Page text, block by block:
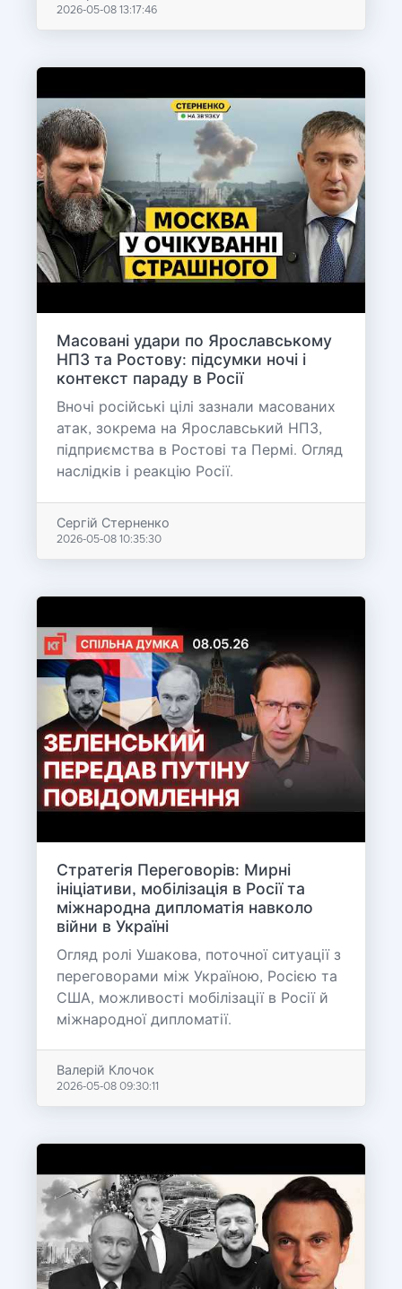
2026-05-08 13:17:46
Масовані удари по Ярославському
НПЗ та Ростову: підсумки ночі і
контекст параду в Росії
Вночі російські цілі зазнали масованих
атак, зокрема на Ярославський НПЗ,
підприємства в Ростові та Пермі. Огляд
наслідків і реакцію Росії.
Сергій Стерненко
2026-05-08 10:35:30
Стратегія Переговорів: Мирні
ініціативи, мобілізація в Росії та
міжнародна дипломатія навколо
війни в Україні
Огляд ролі Ушакова, поточної ситуації з
переговорами між Україною, Росією та
США, можливості мобілізації в Росії й
міжнародної дипломатії.
Валерій Клочок
2026-05-08 09:30:11